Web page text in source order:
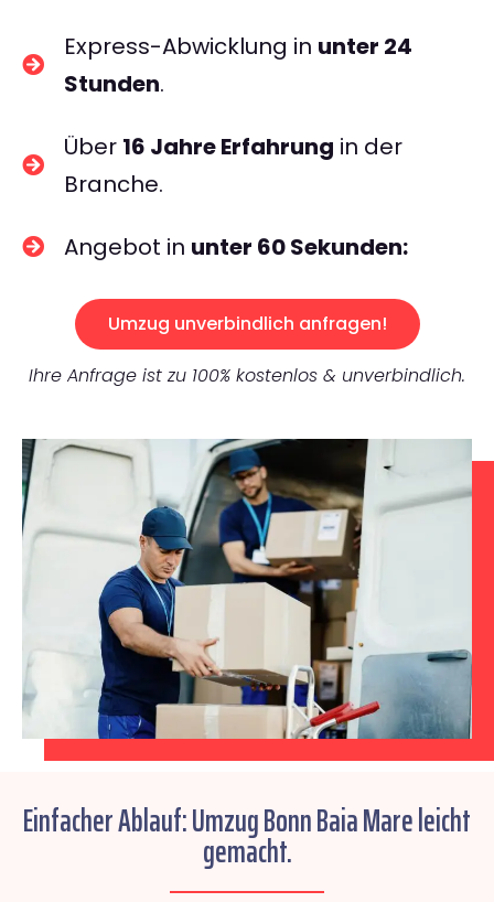
Express-Abwicklung in unter 24
Stunden.
Über 16 Jahre Erfahrung in der
Branche.
Angebot in unter 60 Sekunden:
Umzug unverbindlich anfragen!
Ihre Anfrage ist zu 100% kostenlos & unverbindlich.
Einfacher Ablauf: Umzug Bonn Baia Mare leicht
gemacht.